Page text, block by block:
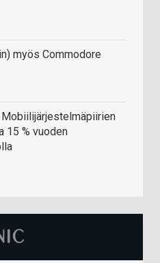
myös Commodore
15 % vuoden